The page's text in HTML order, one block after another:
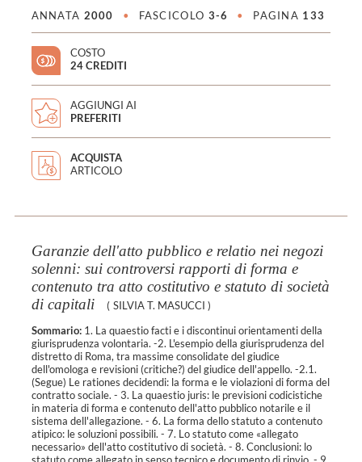
ANNATA 2000 • FASCICOLO 3-6 • PAGINA 133
COSTO
24 CREDITI
AGGIUNGI AI
PREFERITI
ACQUISTA
ARTICOLO
Garanzie dell'atto pubblico e relatio nei negozi
solenni: sui controversi rapporti di forma e
contenuto tra atto costitutivo e statuto di società
di capitali
( SILVIA T. MASUCCI )
Sommario:1. La quaestio facti e i discontinui orientamenti della
giurisprudenza volontaria. -2. L'esempio della giurisprudenza del
distretto di Roma, tra massime consolidate del giudice
dell'omologa e revisioni (critiche?) del giudice dell'appello. -2.1.
(Segue) Le rationes decidendi: la forma e le violazioni di forma del
contratto sociale. - 3. La quaestio juris: le previsioni codicistiche
in materia di forma e contenuto dell'atto pubblico notarile e il
sistema dell'allegazione. - 6. La forma dello statuto a contenuto
atipico: le soluzioni possibili. - 7. Lo statuto come «allegato
necessario» dell'atto costitutivo di società. - 8. Conclusioni: lo